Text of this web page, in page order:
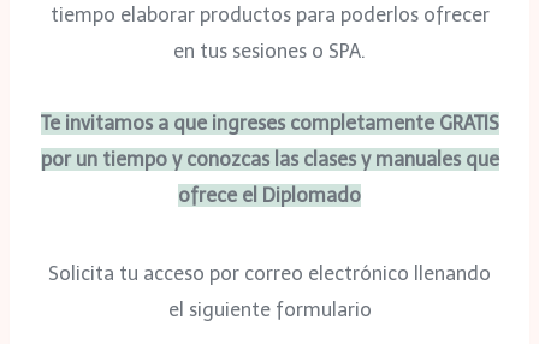
tiempo elaborar productos para poderlos ofrecer
en tus sesiones o SPA.
Te invitamos a que ingreses completamente GRATIS
por un tiempo y conozcas las clases y manuales que
ofrece el Diplomado
Solicita tu acceso por correo electrónico llenando
el siguiente formulario